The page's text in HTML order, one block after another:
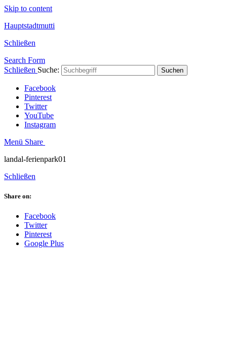
Skip to content
Hauptstadtmutti
Schließen
Search Form
Schließen Suche: Suchen
Facebook
Pinterest
Twitter
YouTube
Instagram
Menü Share
landal-ferienpark01
Schließen
Share on:
Facebook
Twitter
Pinterest
Google Plus